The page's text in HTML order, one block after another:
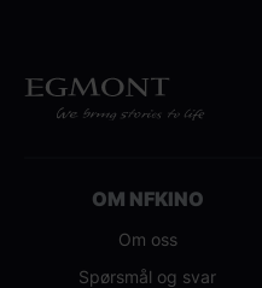
OM NFKINO
Om oss
Spørsmål og svar